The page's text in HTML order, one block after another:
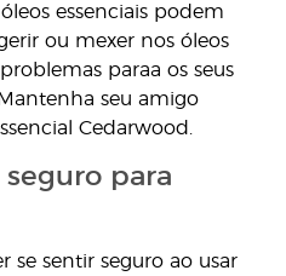
essenciais podem
ou mexer nos óleos
paraa os seus
seu amigo
Cedarwood.
para
se sentir seguro ao usar